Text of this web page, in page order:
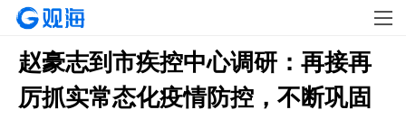
赵豪志到市疾控中心调研：再接再
厉抓实常态化疫情防控，不断巩固